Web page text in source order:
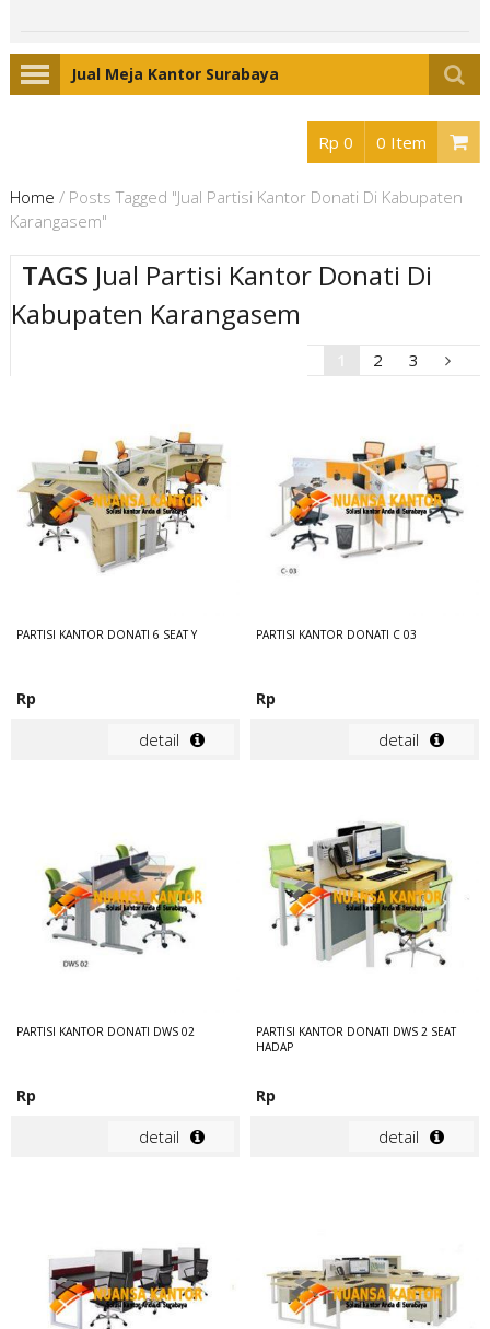
Jual Meja Kantor Surabaya
Rp 0 0 Item
Home / Posts Tagged "Jual Partisi Kantor Donati Di Kabupaten
Karangasem"
TAGS Jual Partisi Kantor Donati Di
Kabupaten Karangasem
2 3
PARTISI KANTOR DONATI 6 SEAT Y
Rp
detail
PARTISI KANTOR DONATI C 03
Rp
detail
PARTISI KANTOR DONATI DWS 02
Rp
detail
PARTISI KANTOR DONATI DWS 2 SEAT
HADAP
Rp
detail